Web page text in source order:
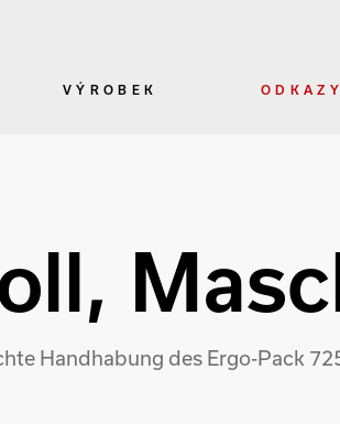
VÝROBEK ODKAZY
Handhabung des Ergo-Pack